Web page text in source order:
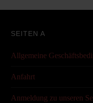
SEITEN A
Allgemeine
Anfahrt
Anmeldung zu unseren